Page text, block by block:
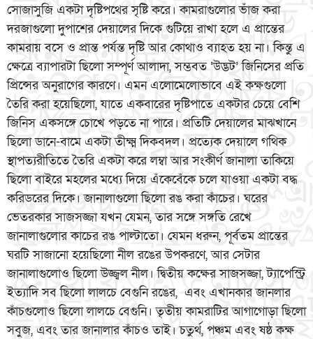
সোজাসুজি একটা দৃষ্টিপথের সৃষ্টি করে। কামরাগুলোর ভাঁজ করা
দরজাগুলো দুপাশের দেয়ালের দিকে গুটিয়ে রাখা হলে এ প্রান্তের
কামরায় বসে ও প্রান্ত পর্যন্ত দৃষ্টি আর কোথাও ব্যাহত হয় না। কিন্তু এ
ক্ষেত্রে ব্যাপারটা ছিলো সম্পূর্ণ আলাদা, সম্ভবত ‘উদ্ভট’ জিনিসের প্রতি
প্রিন্সের অনুরাগের কারণে। এমন এলোমেলোভাবে এই কক্ষগুলো
তৈরি করা হয়েছিলো, যাতে একবারের দৃষ্টিপাতে একটার চেয়ে বেশি
জিনিস একসঙ্গে চোখে পড়তে না পারে। প্রতিটি দেয়ালের মাঝখানে
ছিলো ডানে-বামে একটা তীক্ষ্ম দিকবদল। প্রত্যেক দেয়ালে গথিক
স্থাপত্যরীতিতে তৈরি একটা করে লম্বা আর সংকীর্ণ জানালা তাকিয়ে
ছিলো বাইরে মহলের মধ্যে দিয়ে এঁকেবেঁকে চলে যাওয়া একটা বদ্ধ
করিডরের দিকে। জানালাগুলো ছিলো রঙ করা কাঁচের। ঘরের
ভেতরকার সাজসজ্জা যখন যেমন, তার সঙ্গে সঙ্গতি রেখে
জানালাগুলোর কাচের রঙ পাল্টাতো। যেমন ধরুন, পূর্বতম প্রান্তের
ঘরটি সাজানো হয়েছিলো নীল রঙের উপকরণে, আর সেটার
জানালাগুলোও ছিলো উজ্জ্বল নীল। দ্বিতীয় কক্ষের সাজসজ্জা, ট্যাপেস্ট্রি
ইত্যাদি সব ছিলো লালচে বেগুনি রঙের, এবং এখানকার জানলার
কাঁচগুলোও ছিলো লালচে বেগুনি। তৃতীয় কামরাটির আগাগোড়া ছিলো
সবুজ, এবং তার জানালার কাঁচও তাই। চতুর্থ, পঞ্চম এবং ষষ্ঠ কক্ষ